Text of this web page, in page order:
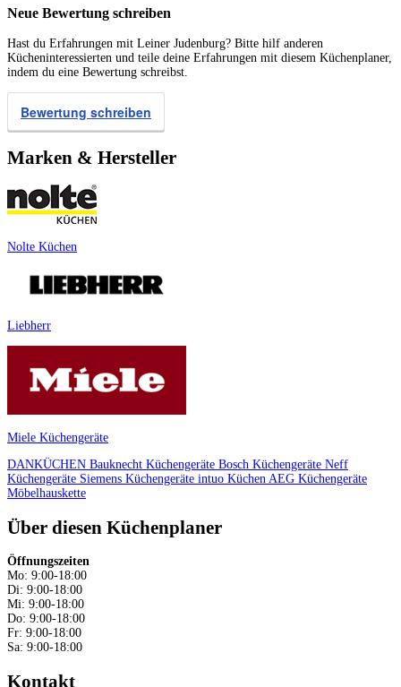
Neue Bewertung schreiben
Hast du Erfahrungen mit Leiner Judenburg? Bitte hilf anderen
Kücheninteressierten und teile deine Erfahrungen mit diesem Küchenplaner,
indem du eine Bewertung schreibst.
Bewertung schreiben
Marken & Hersteller
Nolte Küchen
Liebherr
Miele Küchengeräte
DANKÜCHEN Bauknecht Küchengeräte Bosch Küchengeräte Neff
Küchengeräte Siemens Küchengeräte intuo Küchen AEG Küchengeräte
Möbelhauskette
Über diesen Küchenplaner
Öffnungszeiten
Mo: 9:00-18:00
Di: 9:00-18:00
Mi: 9:00-18:00
Do: 9:00-18:00
Fr: 9:00-18:00
Sa: 9:00-18:00
Kontakt